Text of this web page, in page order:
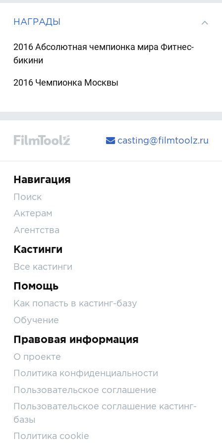
НАГРАДЫ
2016 Абсолютная чемпионка мира Фитнес-
бикини
2016 Чемпионка Москвы
casting@filmtoolz.ru
Навигация
Поиск
Актерам
Агентства
Кастинги
Все кастинги
Помощь
Как попасть в кастинг-базу
Обучение
Правовая информация
О проекте
Политика конфиденциальности
Пользовательское соглашение
Пользовательское соглашение кастинг-
базы
Политика cookie